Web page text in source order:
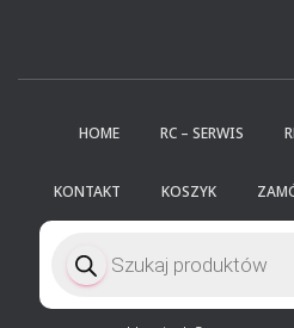
HOME RC – SERWIS
KONTAKT KOSZYK
Wyszukiwarka
produktów